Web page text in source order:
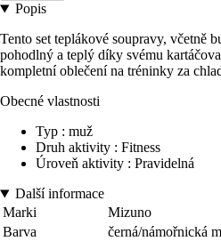
Popis
Tento set teplákové soupravy, včetně
pohodlný a teplý díky svému
kompletní oblečení na tréninky za
Obecné vlastnosti
Typ : muž
Druh aktivity : Fitness
Úroveň aktivity : Pravidelná
Další informace
Marki
Mizuno
Barva
černá/námořnická